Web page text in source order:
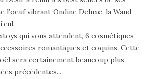
l’oeuf vibrant Ondine Deluxe, la Wand
qui vous attendent, 6 cosmétiques
romantiques et coquins. Cette
sera certainement beaucoup plus
précédentes...